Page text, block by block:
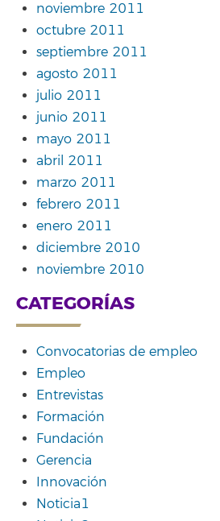
noviembre 2011
octubre 2011
septiembre 2011
agosto 2011
julio 2011
junio 2011
mayo 2011
abril 2011
marzo 2011
febrero 2011
enero 2011
diciembre 2010
noviembre 2010
CATEGORÍAS
Convocatorias de empleo
Empleo
Entrevistas
Formación
Fundación
Gerencia
Innovación
Noticia1